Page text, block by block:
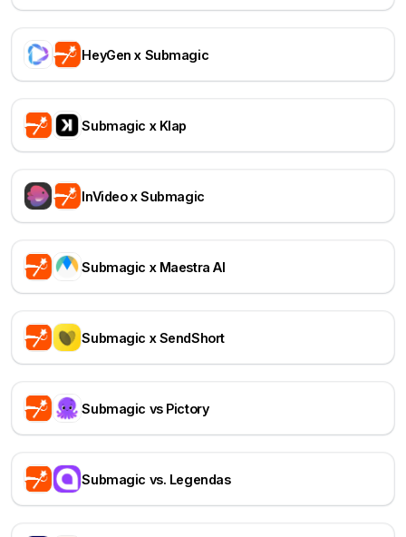
HeyGen x Submagic
Submagic x Klap
InVideo x Submagic
Submagic x Maestra AI
Submagic x SendShort
Submagic vs Pictory
Submagic vs. Legendas